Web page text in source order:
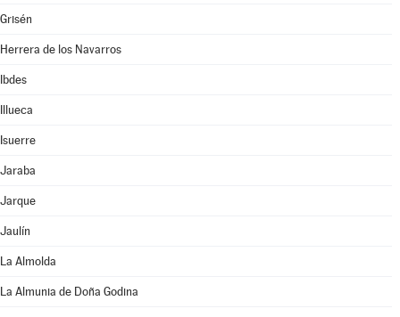
Grisén
Herrera de los Navarros
Ibdes
Illueca
Isuerre
Jaraba
Jarque
Jaulín
La Almolda
La Almunia de Doña Godina